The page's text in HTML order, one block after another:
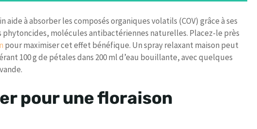
aide à absorber les composés organiques volatils (COV) grâce à ses
molécules antibactériennes naturelles. Placez-le près
pour maximiser cet effet bénéfique. Un spray relaxant maison peut
100 g de pétales dans 200 ml d’eau bouillante, avec quelques
pour une floraison